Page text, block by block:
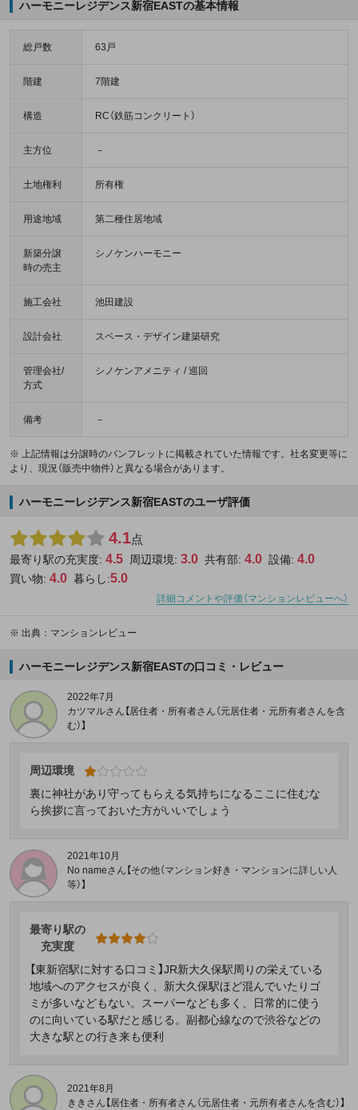
ハーモニーレジデンス新宿EASTの基本情報
総戸数 63戸
階建 7階建
構造 RC（鉄筋コンクリート）
主方位 －
土地権利 所有権
用途地域 第二種住居地域
新築分譲
時の売主
シノケンハーモニー
施工会社 池田建設
設計会社 スペース・デザイン建築研究
管理会社/
方式
シノケンアメニティ / 巡回
備考 －
※ 上記情報は分譲時のパンフレットに掲載されていた情報です。社名変更等に
より、現況（販売中物件）と異なる場合があります。
ハーモニーレジデンス新宿EASTのユーザ評価
4.1点
最寄り駅の充実度: 4.5 周辺環境: 3.0 共有部: 4.0 設備: 4.0
買い物: 4.0 暮らし:5.0
詳細コメントや評価（マンションレビューへ）
※ 出典：マンションレビュー
ハーモニーレジデンス新宿EASTの口コミ・レビュー
2022年7月
カツマルさん【居住者・所有者さん（元居住者・元所有者さんを含
む）】
周辺環境
裏に神社があり守ってもらえる気持ちになるここに住むな
ら挨拶に言っておいた方がいいでしょう
2021年10月
No nameさん【その他（マンション好き・マンションに詳しい人
等）】
最寄り駅の
充実度
【東新宿駅に対する口コミ】JR新大久保駅周りの栄えている
地域へのアクセスが良く、新大久保駅ほど混んでいたりゴ
ミが多いなどもない。スーパーなども多く、日常的に使う
のに向いている駅だと感じる。副都心線なので渋谷などの
大きな駅との行き来も便利
2021年8月
ききさん【居住者・所有者さん（元居住者・元所有者さんを含む）】